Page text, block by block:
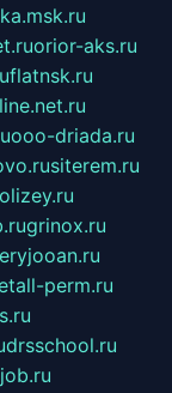
orior-aks.ru
flatnsk.ru
ooo-driada.ru
siterem.ru
grinox.ru
perm.ru
drsschool.ru